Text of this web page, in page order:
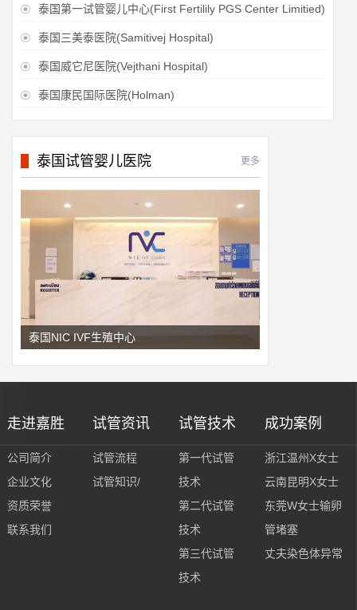
 泰国第一试管婴儿中心(First Fertilily PGS Center Limitied)
 泰国三美泰医院(Samitivej Hospital)
 泰国威它尼医院(Vejthani Hospital)
 泰国康民国际医院(Holman)
泰国试管婴儿医院 更多
泰国NIC IVF生殖中心
走进嘉胜
公司简介
企业文化
资质荣誉
联系我们
试管资讯
试管流程
试管知识/
试管技术
第一代试管
技术
第二代试管
技术
第三代试管
技术
成功案例
浙江温州X女士
云南昆明X女士
东莞W女士输卵
管堵塞
丈夫染色体异常